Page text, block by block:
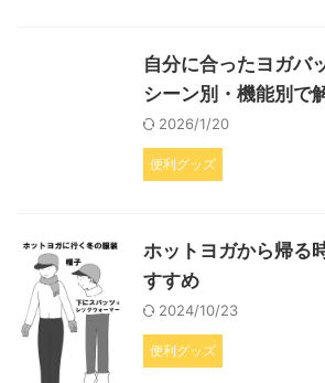
自分に合ったヨガバ
シーン別・機能別で
2026/1/20
便利グッズ
ホットヨガから帰る
すすめ
2024/10/23
便利グッズ